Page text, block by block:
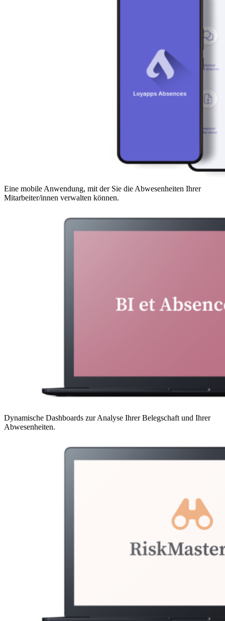
Eine mobile Anwendung, mit der Sie die Abwesenheiten Ihrer
Mitarbeiter/innen verwalten können.
Dynamische Dashboards zur Analyse Ihrer Belegschaft und Ihrer
Abwesenheiten.